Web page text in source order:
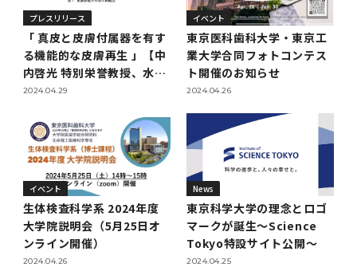
動物実験等に関する情報
企業等からの資金提供状況の公表
次世代育成支援対策推進法による一般事業主行
動計画
女性の活躍推進に向けた取り組み
目標とする教員の適正な年齢構成
次世代認定マーク「くるみん」を取得しました
（基準適合一般事業主認定）
Call for Applications to TMDU-SPRING
Program (formerly the TMDU WISE
Program) for the 2024 Academic Year
令和6年度（2024年度）東京医科歯科大学
「TMDU-SPRING」対象学生の募集について
（※春入学対象）について
Call for Application to TMDU WISE
Programs (II) for the 2023 Academic Year
by Eligible Students (*Autumn admission)
大学院在学生
附属学校在学生
障害を理由とする差別の解消の推進に関する対
応要領
バリアフリーマップ
困りごと対策貸出グッズ
令和６年度（２０２４年度）東京医科歯科大学
「研究者早期育成コース」採用決定通知書授与
式を行いました。
令和５年度（２０２３年度）東京医科歯科大学
「研究者早期育成コース及び研究者養成コー
ス」採用決定通知書授与式を行いました。
令和４年度（２０２２年度）東京医科歯科大学
「研究者早期育成コース及び研究者養成コー
ス」採用決定通知書授与式を行いました。
令和３年度（２０２１年度）東京医科歯科大学
外国人留学生の就職情報について
就職活動体験談について
OB・OG情報について
内定取り消しについて
進路届の提出について
その他 就職関連情報（推薦書等）
2022年（38.1 MB）
2021年（PDF：71.9 MB）
2020年 （PDF：67.8MB）
2019年 （PDF：71.7MB）
2018年 （PDF：83.3MB）
2017年 （PDF：75.1MB）
2026年度
2025年度
2024年度
2022年度
2021年度
2023年（PDF：4.5MB）
2022年（PDF：53.8 MB）
2020年 （PDF：4.6MB）
2019年 （PDF：5.2MB）
2018年 （PDF：18.7MB）
大学統合時の教育・学生生活について（受験生
向け）
Regarding education and student life after
the integration（For prospective
students）
大学統合時の教育・学生生活について（在学生
向け）
Regarding education and student life after
the integration (For current students)
教学IR関連公開情報
統合イノベーション機構トップ
医療ビッグデータによるトータル・ヘルスケア
イノベーション創出の基盤構築プロジェクト
オープンイノベーションセンター
ヘルスサイエンスR&Dセンター
若手研究者支援センター（統合研究機構）
研究基盤クラスター（統合研究機構）
研究基盤クラスター（統合研究機構）トップ
リサーチコアセンター
実験動物センター
生命倫理研究センター
先端医歯工学創成クラスター（統合研究機構）
先端医歯工学創成クラスター（統合研究機構）
トップ
再生医療研究センター
統合研究機構から他部局へ異動したセンター
統合研究機構から他部局へ異動したセンタート
ップ
統合情報機構（図書館部門・ITセキュリティ部
門）
統合情報機構（図書館部門・ITセキュリティ部
門）トップ
ITヘルプデスク（学内専用サイト）
ITセキュリティ部門（学内専用サイト）
図書館部門
学生支援・保健管理機構
学生支援・保健管理機構トップ
保健管理センター
湯島学生支援センター
環境安全管理室
環境安全管理室トップ
環境報告書
広報部
研究大学強化促進事業に関する情報・評価
プレスリリース
「 真皮と皮膚付属器を有す
る機能的な皮膚再生 」【中
内啓光 特別栄誉教授、水野
直彬 助教】
2024.04.29
イベント
東京医科歯科大学・東京工
業大学合同フォトコンテス
ト開催のお知らせ
2024.04.26
イベント
生体検査科学系 2024年度
大学院説明会（5月25日オ
ンライン開催）
2024.04.26
News
東京科学大学の理念とロゴ
マークが誕生～Science
Tokyo特設サイト公開～
2024.04.25